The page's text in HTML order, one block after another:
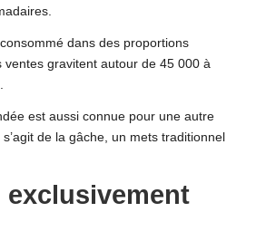
dans des proportions
ventes gravitent autour de 45 000 à
est aussi connue pour une autre
de la gâche, un mets traditionnel
exclusivement